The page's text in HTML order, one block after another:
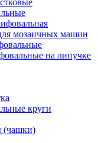
мозаичных машин
на липучке
круги
(чашки)